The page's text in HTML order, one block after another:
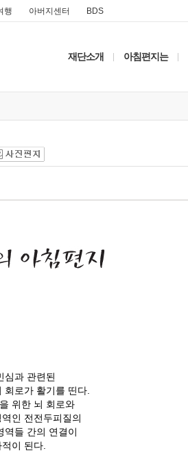
행 아버지센터 BDS
재단소개 아침편지는
심과 관련된
로가 활기를 띤다.
위한 뇌 회로와
인 전전두피질의
역들 간의 연결이
이 된다.